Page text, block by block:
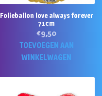
Folieballon love always forever
71cm
€9,50
TOEVOEGEN AAN
WINKELWAGEN